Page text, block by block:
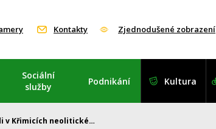
Kontakty Zjednodušené zobrazení
Sociální
služby
Podnikání Kultura
v Křimicích neolitické…